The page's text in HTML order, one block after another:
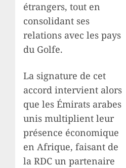
étrangers, tout en
consolidant ses
relations avec les pays
du Golfe.
La signature de cet
accord intervient alors
que les Émirats arabes
unis multiplient leur
présence économique
en Afrique, faisant de
la RDC un partenaire